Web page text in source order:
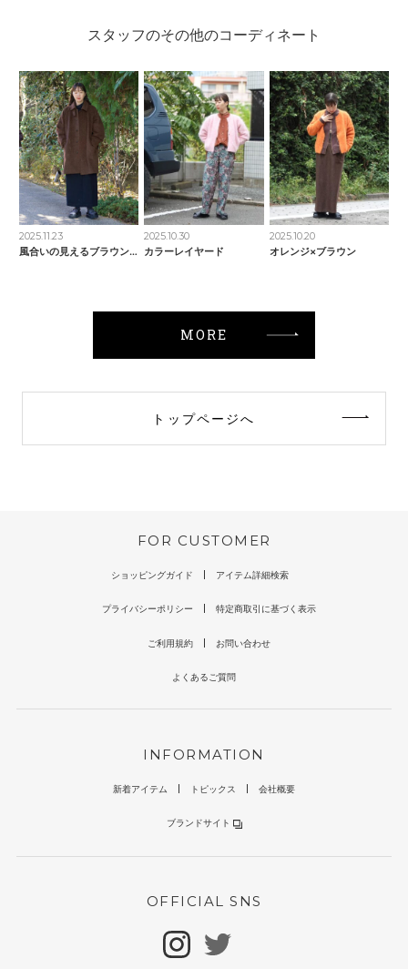
スタッフのその他のコーディネート
2025.11.23
風合いの見えるブラウンコート
2025.10.30
カラーレイヤード
2025.10.20
オレンジ×ブラウン
MORE
トップページへ
FOR CUSTOMER
ショッピングガイド アイテム詳細検索
プライバシーポリシー 特定商取引に基づく表示
ご利用規約 お問い合わせ
よくあるご質問
INFORMATION
新着アイテム トピックス 会社概要
ブランドサイト
OFFICIAL SNS